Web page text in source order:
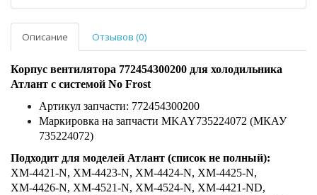
Описание Отзывов (0)
Корпус вентилятора 772454300200 для холодильника
Атлант с системой No Frost
Артикул запчасти: 772454300200
Маркировка на запчасти MKAY735224072 (МКАУ
735224072)
Подходит для моделей Атлант (список не полный):
ХМ-4421-N, ХМ-4423-N, ХМ-4424-N, ХМ-4425-N,
ХМ-4426-N, ХМ-4521-N, ХМ-4524-N, ХМ-4421-ND,